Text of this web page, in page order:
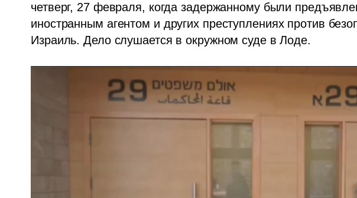
четверг, 27 февраля, когда задержанному были
иностранным агентом и других преступлениях против
Израиль. Дело слушается в окружном суде в Лоде.